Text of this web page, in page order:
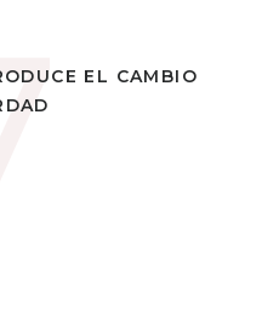
EL CAMBIO
EL CAMBIO DE VERDAD